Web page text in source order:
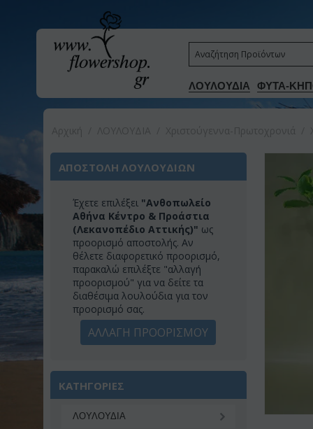
ΛΟΥΛΟΥΔΙΑ ΦΥΤΑ-
ΑΠΟΣΤΟΛΗ ΛΟΥΛΟΥΔΙΩΝ
Έχετε επιλέξει "Ανθοπωλείο
Αθήνα Κέντρο & Προάστια
(Λεκανοπέδιο Αττικής)" ως
προορισμό αποστολής. Αν
θέλετε διαφορετικό προορισμό,
παρακαλώ επιλέξτε "αλλαγή
προορισμού" για να δείτε τα
διαθέσιμα λουλούδια για τον
προορισμό σας.
ΑΛΛΑΓΗ ΠΡΟΟΡΙΣΜΟΥ
ΚΑΤΗΓΟΡΙΕΣ
ΛΟΥΛΟΥΔΙΑ